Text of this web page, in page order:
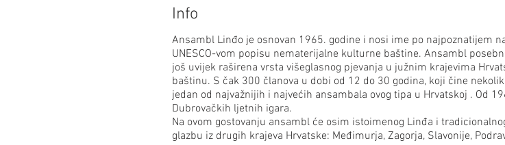
Info
Ansambl Linđo je osnovan 1965. godine i nosi ime po najpoznatijem
UNESCO-vom popisu nematerijalne kulturne baštine. Ansambl
još uvijek raširena vrsta višeglasnog pjevanja u južnim krajevima
baštinu. S čak 300 članova u dobi od 12 do 30 godina, koji čine
jedan od najvažnijih i najvećih ansambala ovog tipa u Hrvatskoj . Od
Dubrovačkih ljetnih igara.
Na ovom gostovanju ansambl će osim istoimenog Linđa i
glazbu iz drugih krajeva Hrvatske: Međimurja, Zagorja, Slavonije,